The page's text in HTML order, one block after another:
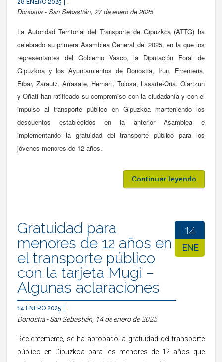
28 ENERO 2025 .
Donostia - San Sebastián, 27 de enero de 2025
La Autoridad Territorial del Transporte de Gipuzkoa (ATTG) ha
celebrado su primera Asamblea General del 2025, en la que los
representantes del Gobierno Vasco, la Diputación Foral de
Gipuzkoa y los Ayuntamientos de Donostia, Irun, Errenteria,
Eibar, Zarautz, Arrasate, Hernani, Tolosa, Lasarte-Oria, Oiartzun
y Oñati han ratificado su compromiso con la ciudadanía y con el
impulso al transporte público en Gipuzkoa manteniendo los
descuentos establecidos en la anterior Asamblea e
implementando la gratuidad del transporte público para los
jóvenes menores de 12 años.
Continuar leyendo
Gratuidad para
menores de 12 años en
el transporte público
con la tarjeta Mugi –
Algunas aclaraciones
14
ENE
14 ENERO 2025 .
Donostia - San Sebastián, 14 de enero de 2025
Recientemente, se ha aprobado la gratuidad del transporte
público en Gipuzkoa para los menores de 12 años que